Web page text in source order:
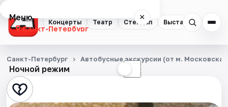
Концерты Театр Стендап Выставки
Меню ×
Санкт-Петербург
Концерты
Театр
Стендап
Ночной режим ☾
Санкт-Петербург Автобусные экскурсии (от м.